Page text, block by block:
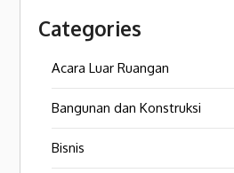
Categories
Acara Luar Ruangan
Bangunan dan Konstruksi
Bisnis